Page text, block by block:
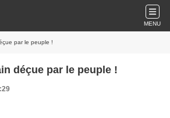
MENU
par le peuple !
déçue par le peuple !